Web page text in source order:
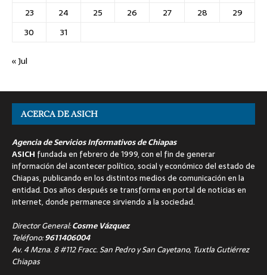
23
24 25 26 27 28
29
30
31
« Jul
ACERCA DE ASICH
Agencia de Servicios Informativos de Chiapas
ASICH fundada en febrero de 1999, con el fin de generar
información del acontecer político, social y económico del estado de
Chiapas, publicando en los distintos medios de comunicación en la
entidad. Dos años después se transforma en portal de noticias en
internet, donde permanece sirviendo a la sociedad.
Director General:Cosme Vázquez
Teléfono:9611406004
Av. 4 Mzna. 8 #112 Fracc. San Pedro y San Cayetano, Tuxtla Gutiérrez
Chiapas